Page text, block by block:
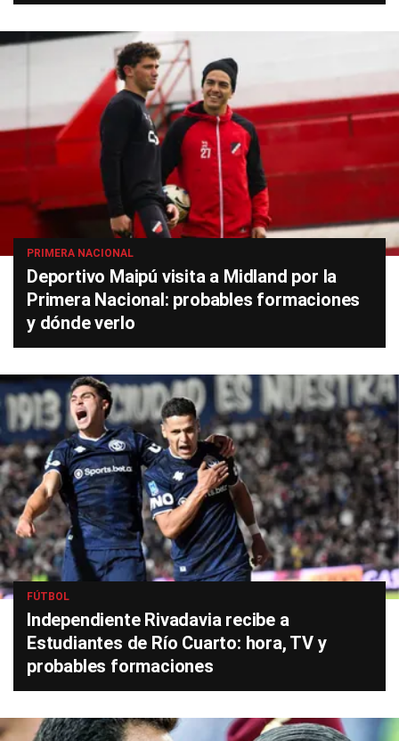
PRIMERA NACIONAL
Deportivo Maipú visita a Midland por la
Primera Nacional: probables formaciones
y dónde verlo
FÚTBOL
Independiente Rivadavia recibe a
Estudiantes de Río Cuarto: hora, TV y
probables formaciones